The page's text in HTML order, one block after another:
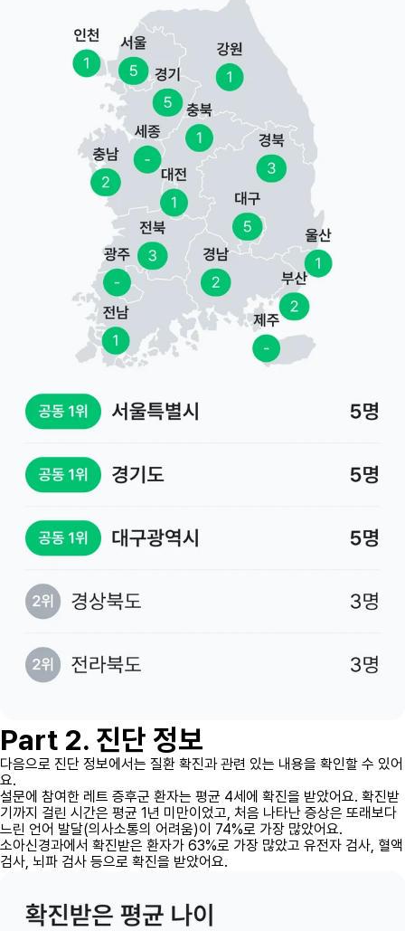
Part 2. 진단 정보
다음으로 진단 정보에서는 질환 확진과 관련 있는 내용을 확인할 수 있어
요.
설문에 참여한 레트 증후군 환자는 평균 4세에 확진을 받았어요. 확진받
기까지 걸린 시간은 평균 1년 미만이었고, 처음 나타난 증상은 또래보다
느린 언어 발달(의사소통의 어려움)이 74%로 가장 많았어요.
소아신경과에서 확진받은 환자가 63%로 가장 많았고 유전자 검사, 혈액
검사, 뇌파 검사 등으로 확진을 받았어요.